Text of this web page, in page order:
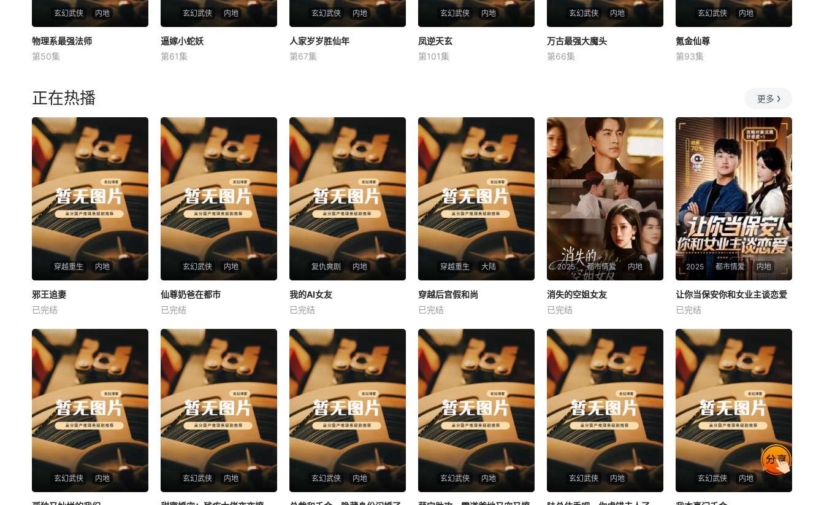
玄幻武侠 内地
物理系最强法师
未知
物理系最强法师
第50集
玄幻武侠 内地
逼嫁小蛇妖
未知
逼嫁小蛇妖
第61集
玄幻武侠 内地
人家岁岁胜仙年
未知
人家岁岁胜仙年
第67集
玄幻武侠 内地
凤逆天玄
未知
凤逆天玄
第101集
玄幻武侠 内地
万古最强大魔头
未知
万古最强大魔头
第66集
玄幻武侠 内地
氪金仙尊
未知
氪金仙尊
第93集
正在热播 更多
穿越重生 内地
邪王追妻
未知
邪王追妻
已完结
玄幻武侠 内地
仙尊奶爸在都市
未知
仙尊奶爸在都市
已完结
复仇爽剧 内地
我的AI女友
未知
我的AI女友
已完结
穿越重生 大陆
穿越后宫假和尚
未知
穿越后宫假和尚
已完结
2025 都市情爱 内地
消失的空姐女友
未知
消失的空姐女友
已完结
2025 都市情爱 内地
未知
让你当保安你和女业主谈恋爱
已完结
玄幻武侠 内地 玄幻武侠 内地 玄幻武侠 内地 玄幻武侠 内地 玄幻武侠 内地 玄幻武侠 内地